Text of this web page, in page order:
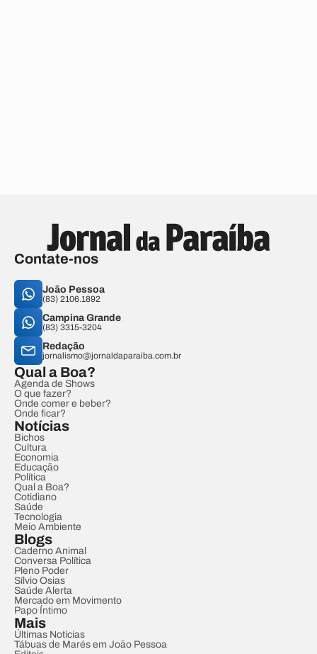
Contate-nos
João Pessoa
(83) 2106.1892
Campina Grande
(83) 3315-3204
Redação
jornalismo@jornaldaparaiba.com.br
Qual a Boa?
Agenda de Shows
O que fazer?
Onde comer e beber?
Onde ficar?
Notícias
Bichos
Cultura
Economia
Educação
Política
Qual a Boa?
Cotidiano
Saúde
Tecnologia
Meio Ambiente
Blogs
Caderno Animal
Conversa Política
Pleno Poder
Sílvio Osias
Saúde Alerta
Mercado em Movimento
Papo Íntimo
Mais
Últimas Notícias
Tábuas de Marés em João Pessoa